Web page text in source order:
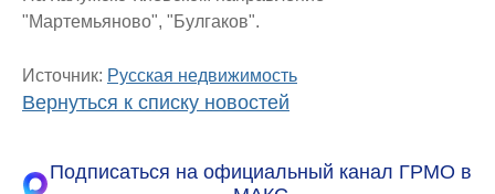
"Мартемьяново", "Булгаков".
Источник: Русская недвижимость
Вернуться к списку новостей
Подписаться на официальный канал ГРМО в